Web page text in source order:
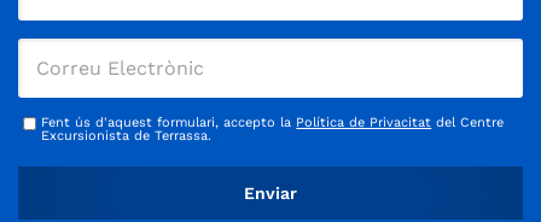
Fent ús d'aquest formulari, accepto la Política de Privacitat del Centre
Excursionista de Terrassa.